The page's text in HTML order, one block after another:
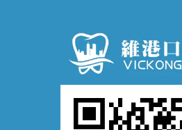
牙齦萎縮